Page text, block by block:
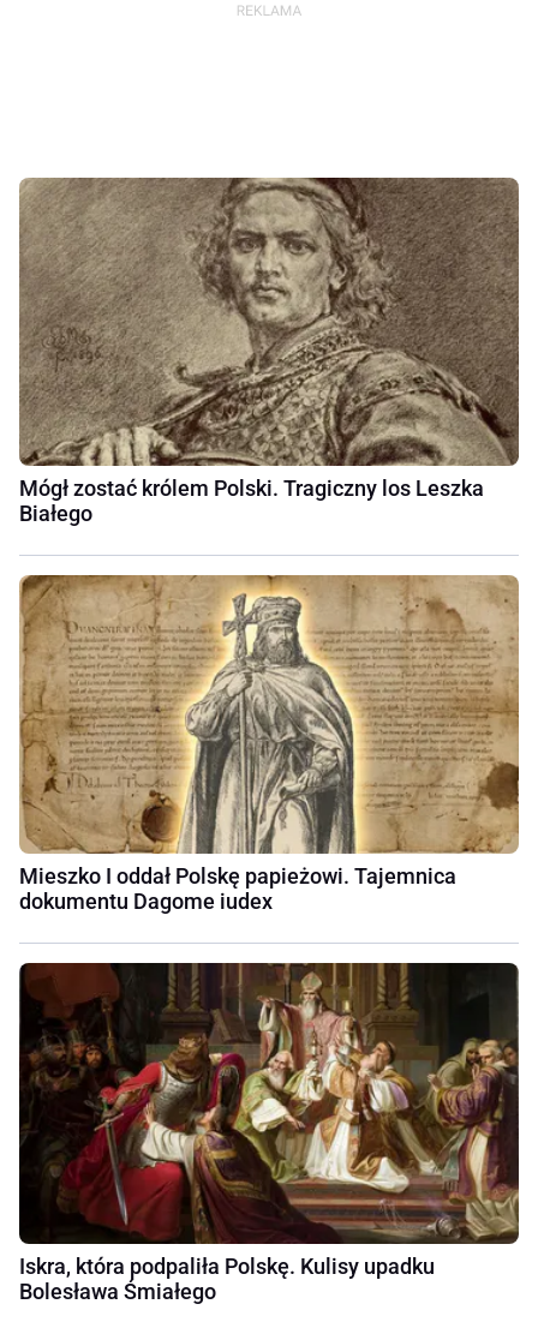
Mógł zostać królem Polski. Tragiczny los Leszka
Białego
Mieszko I oddał Polskę papieżowi. Tajemnica
dokumentu Dagome iudex
Iskra, która podpaliła Polskę. Kulisy upadku
Bolesława Śmiałego